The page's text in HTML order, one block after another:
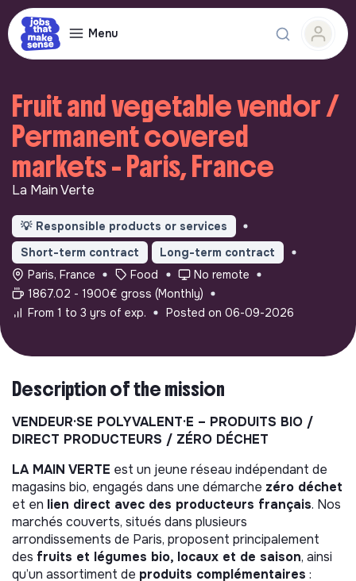
Menu
Fruit and vegetable vendor /
Permanent covered
markets - Paris, France
La Main Verte
💡 Responsible products or services
Short-term contract
Long-term contract
Paris, France
Food
No remote
1867.02 - 1900€ gross (Monthly)
From 1 to 3 yrs of exp.
Posted on 06-09-2026
Description of the mission
VENDEUR·SE POLYVALENT·E – PRODUITS BIO /
DIRECT PRODUCTEURS / ZÉRO DÉCHET
LA MAIN VERTE est un jeune réseau indépendant de
magasins bio, engagés dans une démarche zéro déchet
et en lien direct avec des producteurs français. Nos
marchés couverts, situés dans plusieurs
arrondissements de Paris, proposent principalement
des fruits et légumes bio, locaux et de saison, ainsi
qu’un assortiment de produits complémentaires :